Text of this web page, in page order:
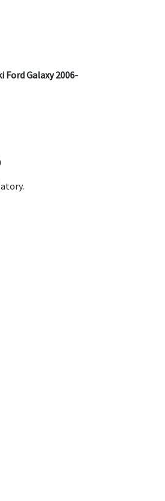
Ford Galaxy 2006-